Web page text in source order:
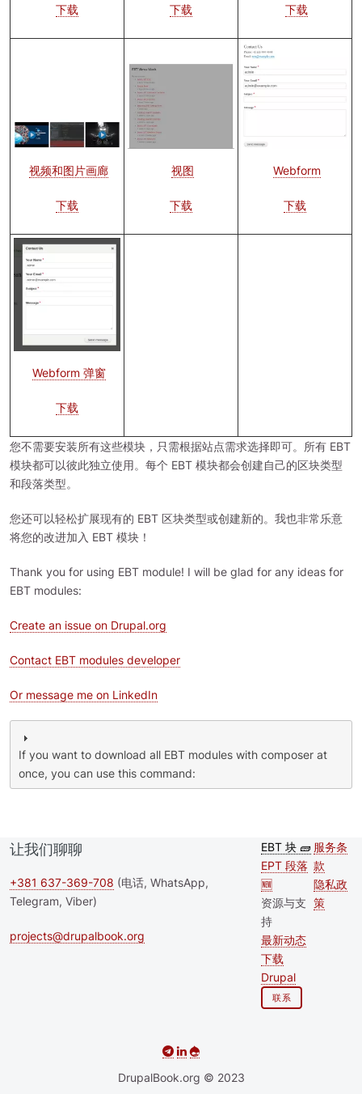
下载 下载 下载
图
像
视频和图片画廊
下载
图
像
视图
下载
图
像
Webform
下载
图
Webform 弹窗
下载
您不需要安装所有这些模块，只需根据站点需求选择即可。所有 EBT
模块都可以彼此独立使用。每个 EBT 模块都会创建自己的区块类型
和段落类型。
您还可以轻松扩展现有的 EBT 区块类型或创建新的。我也非常乐意
将您的改进加入 EBT 模块！
Thank you for using EBT module! I will be glad for any ideas for
EBT modules:
Create an issue on Drupal.org
Contact EBT modules developer
Or message me on LinkedIn
If you want to download all EBT modules with composer at
once, you can use this command:
让我们聊聊
+381 637-369-708 (电话, WhatsApp,
Telegram, Viber)
projects@drupalbook.org
Second
footer
menu
EBT 块 🧱
EPT 段落
🆕
资源与支
持
最新动态
下载
Drupal
联系
服务条
款
隐私政
策
DrupalBook.org © 2023